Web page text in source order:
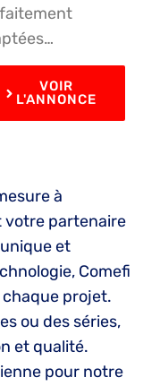
VOIR
L'ANNONCE
à
votre partenaire
et
Comefi
projet.
ou des séries,
et qualité.
pour notre